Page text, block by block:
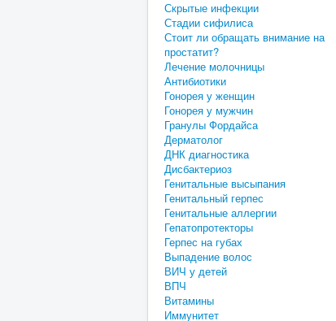
Скрытые инфекции
Стадии сифилиса
Стоит ли обращать внимание на
простатит?
Лечение молочницы
Антибиотики
Гонорея у женщин
Гонорея у мужчин
Гранулы Фордайса
Дерматолог
ДНК диагностика
Дисбактериоз
Генитальные высыпания
Генитальный герпес
Генитальные аллергии
Гепатопротекторы
Герпес на губах
Выпадение волос
ВИЧ у детей
ВПЧ
Витамины
Иммунитет